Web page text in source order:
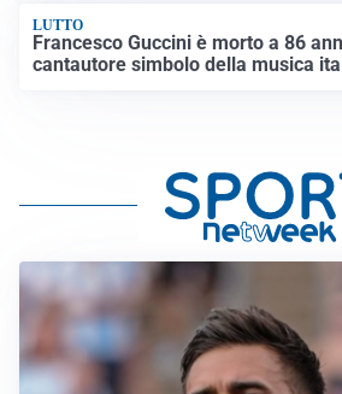
LUTTO
Francesco Guccini è morto a 86
cantautore simbolo della musica